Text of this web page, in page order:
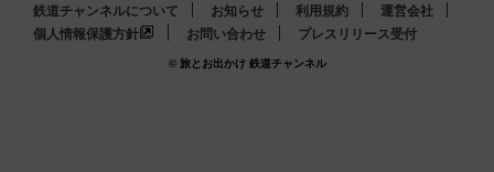
鉄道チャンネルについて お知らせ 利用規約
運営会社
個人情報保護方針
お問い合わせ プレスリリース受付
© 旅とお出かけ 鉄道チャンネル